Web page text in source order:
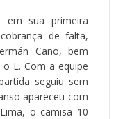
em sua primeira
de falta,
Cano, bem
L. Com a equipe
seguiu sem
apareceu com
o camisa 10